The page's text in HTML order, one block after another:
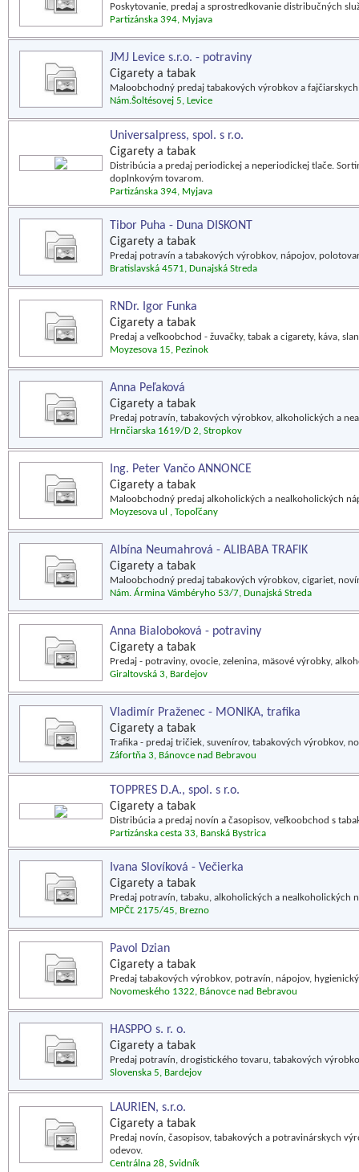
Poskytovanie, predaj a sprostredkovanie distribučných
Partizánska 394, Myjava
JMJ Levice s.r.o. - potraviny
Cigarety a tabak
Maloobchodný predaj tabakových výrobkov a
Nám.Šoltésovej 5, Levice
Universalpress, spol. s r.o.
Cigarety a tabak
Distribúcia a predaj periodickej a neperiodickej tlače.
doplnkovým tovarom.
Partizánska 394, Myjava
Tibor Puha - Duna DISKONT
Cigarety a tabak
Predaj potravín a tabakových výrobkov, nápojov,
Bratislavská 4571, Dunajská Streda
RNDr. Igor Funka
Cigarety a tabak
Predaj a veľkoobchod - žuvačky, tabak a cigarety, káva,
Moyzesova 15, Pezinok
Anna Peľaková
Cigarety a tabak
Predaj potravín, tabakových výrobkov, alkoholických a
Hrnčiarska 1619/D 2, Stropkov
Ing. Peter Vančo ANNONCE
Cigarety a tabak
Maloobchodný predaj alkoholických a nealkoholických
Moyzesova ul , Topoľčany
Albína Neumahrová - ALIBABA TRAFIK
Cigarety a tabak
Maloobchodný predaj tabakových výrobkov, cigariet,
Nám. Ármina Vámbéryho 53/7, Dunajská Streda
Anna Bialoboková - potraviny
Cigarety a tabak
Predaj - potraviny, ovocie, zelenina, mäsové výrobky,
Giraltovská 3, Bardejov
Vladimír Praženec - MONIKA, trafika
Cigarety a tabak
Trafika - predaj tričiek, suvenírov, tabakových výrobkov,
Záfortňa 3, Bánovce nad Bebravou
TOPPRES D.A., spol. s r.o.
Cigarety a tabak
Distribúcia a predaj novín a časopisov, veľkoobchod s
Partizánska cesta 33, Banská Bystrica
Ivana Slovíková - Večierka
Cigarety a tabak
Predaj potravín, tabaku, alkoholických a nealkoholických
MPČĽ 2175/45, Brezno
Pavol Dzian
Cigarety a tabak
Predaj tabakových výrobkov, potravín, nápojov,
Novomeského 1322, Bánovce nad Bebravou
HASPPO s. r. o.
Cigarety a tabak
Predaj potravín, drogistického tovaru, tabakových
Slovenska 5, Bardejov
LAURIEN, s.r.o.
Cigarety a tabak
Predaj novín, časopisov, tabakových a potravinárskych
odevov.
Centrálna 28, Svidník